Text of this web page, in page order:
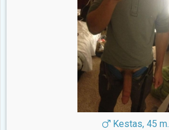
Kestas, 45 m.